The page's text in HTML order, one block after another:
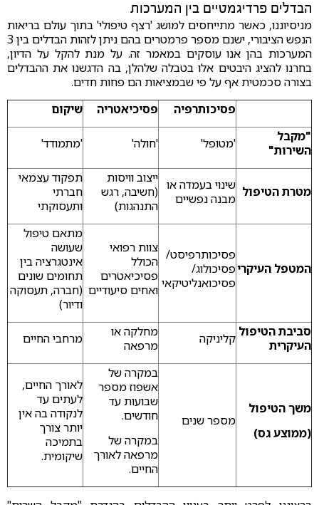
הבדלים פרדיגמטיים בין המערכות
מניסיוננו, כאשר מתייחסים למושג 'רצף טיפולי' בתוך עולם בריאות
הנפש הציבורי, ישנם מספר פרמטרים בהם ניתן לזהות הבדלים בין 3
המערכות בהן אנו עוסקים במאמר זה. על מנת להקל על הדיון,
בחרנו להציג היבטים אלו בטבלה שלהלן, בה הדגשנו את ההבדלים
בצורה סכמטית אף על פי שבמציאות הם פחות חדים.
פסיכותרפיה
פסיכיאטריה
שיקום
"מקבל
השירות"
'מטופל' 'חולה' 'מתמודד'
מטרת הטיפול שינוי בעמדה או
מבנה נפשיים
ייצוב וויסות
(חשיבה, רגש
התנהגות)
תפקוד עצמאי
חברתי
ותעסוקתי
המטפל העיקרי
פסיכותרפיסט/
פסיכולוג/
פסיכואנליטיקאי
צוות רפואי
הכולל
פסיכיאטרים
ואחים סיעודיים
מתאם טיפול
שעושה
אינטגרציה בין
תחומים שונים
(חברה, תעסוקה
ודיור)
סביבת הטיפול
העיקרית
קליניקה
מחלקה או
מרפאה
מרחבי החיים
משך הטיפול
(ממוצע גס)
מספר שנים
במקרה של
אשפוז מספר
שבועות עד
חודשים.
במקרה של
מרפאה לאורך
החיים.
לאורך החיים,
לעתים עד
לנקודה בה אין
יותר צורך
בתמיכה
שיקומית.